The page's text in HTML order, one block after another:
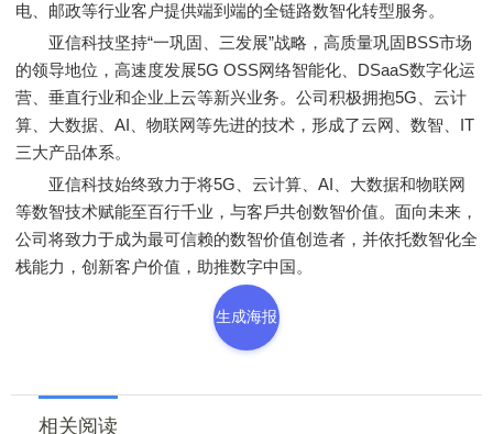
电、邮政等行业客户提供端到端的全链路数智化转型服务。
亚信科技坚持“一巩固、三发展”战略，高质量巩固BSS市场
的领导地位，高速度发展5G OSS网络智能化、DSaaS数字化运
营、垂直行业和企业上云等新兴业务。公司积极拥抱5G、云计
算、大数据、AI、物联网等先进的技术，形成了云网、数智、IT
三大产品体系。
亚信科技始终致力于将5G、云计算、AI、大数据和物联网
等数智技术赋能至百行千业，与客戶共创数智价值。面向未来，
公司将致力于成为最可信赖的数智价值创造者，并依托数智化全
栈能力，创新客户价值，助推数字中国。
生成海报
相关阅读